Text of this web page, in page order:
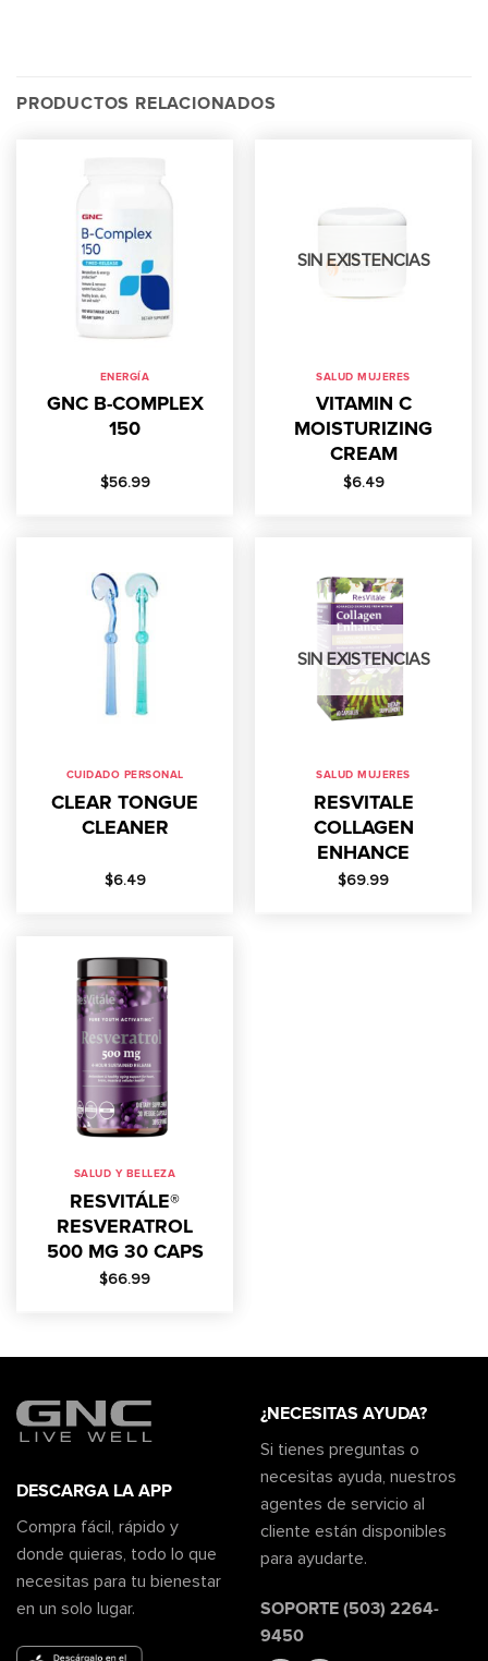
PRODUCTOS RELACIONADOS
ENERGÍA
GNC B-COMPLEX
150
$56.99
SIN EXISTENCIAS
SALUD MUJERES
VITAMIN C
MOISTURIZING
CREAM
$6.49
CUIDADO PERSONAL
CLEAR TONGUE
CLEANER
$6.49
SIN EXISTENCIAS
SALUD MUJERES
RESVITALE
COLLAGEN
ENHANCE
$69.99
SALUD Y BELLEZA
RESVITÁLE®
RESVERATROL
500 MG 30 CAPS
$66.99
DESCARGA LA APP
Compra fácil, rápido y
donde quieras, todo lo que
necesitas para tu bienestar
en un solo lugar.
¿NECESITAS AYUDA?
Si tienes preguntas o
necesitas ayuda, nuestros
agentes de servicio al
cliente están disponibles
para ayudarte.
SOPORTE (503) 2264-
9450